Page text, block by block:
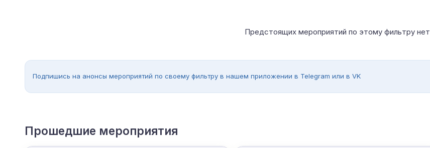
Предстоящих мероприятий по этому фильтру нет
Подпишись на анонсы мероприятий по своему фильтру в нашем приложении в Telegram или в VK
Прошедшие мероприятия